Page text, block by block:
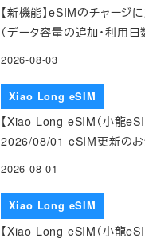
【新機能】eSIMのチャージ
（データ容量の追加・利用日
2026-08-03
Xiao Long eSIM
【Xiao Long eSIM（小龍
2026/08/01 eSIM更新のお
2026-08-01
Xiao Long eSIM
【Xiao Long eSIM（小龍